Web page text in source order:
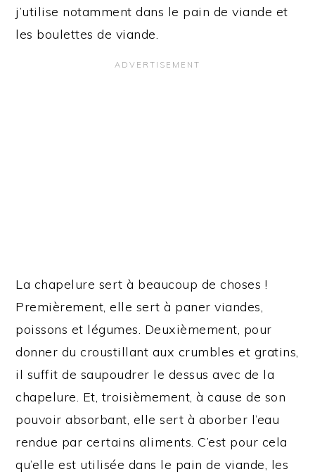
j’utilise notamment dans le pain de viande et
les boulettes de viande.
La chapelure sert à beaucoup de choses !
Premièrement, elle sert à paner viandes,
poissons et légumes. Deuxièmement, pour
donner du croustillant aux crumbles et gratins,
il suffit de saupoudrer le dessus avec de la
chapelure. Et, troisièmement, à cause de son
pouvoir absorbant, elle sert à aborber l’eau
rendue par certains aliments. C’est pour cela
qu’elle est utilisée dans le pain de viande, les